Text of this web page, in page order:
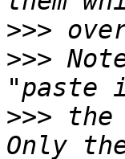
>>>
>>>
>>> the